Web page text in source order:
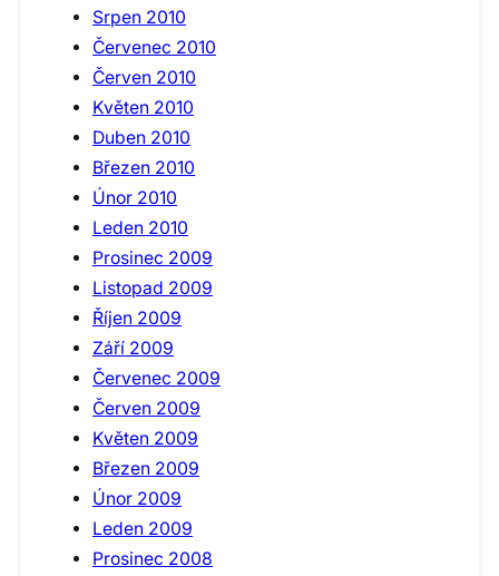
Srpen 2010
Červenec 2010
Červen 2010
Květen 2010
Duben 2010
Březen 2010
Únor 2010
Leden 2010
Prosinec 2009
Listopad 2009
Říjen 2009
Září 2009
Červenec 2009
Červen 2009
Květen 2009
Březen 2009
Únor 2009
Leden 2009
Prosinec 2008